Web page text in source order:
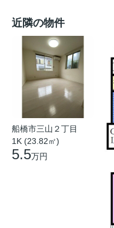
近隣の物件
船橋市三山２丁目
1K (23.82㎡)
5.5万円